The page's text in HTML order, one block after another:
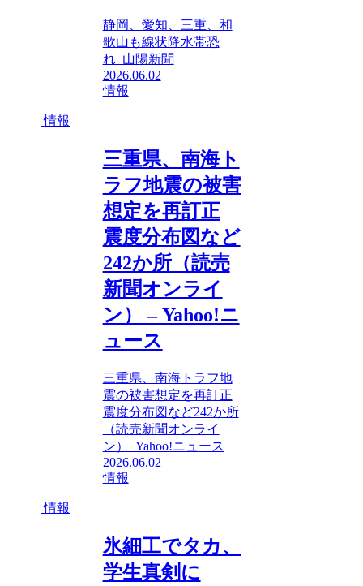
静岡、愛知、三重、和
歌山も線状降水帯恐
れ 山陽新聞
2026.06.02
情報
情報
三重県、南海ト
ラフ地震の被害
想定を再訂正
震度分布図など
242か所（読売
新聞オンライ
ン） – Yahoo!ニ
ュース
三重県、南海トラフ地
震の被害想定を再訂正
震度分布図など242か所
（読売新聞オンライ
ン） Yahoo!ニュース
2026.06.02
情報
情報
氷細工でタカ、
学生真剣に